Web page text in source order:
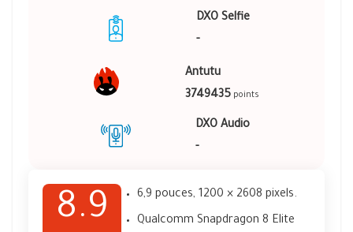
DXO Selfie
-
Antutu
3749435points
DXO Audio
-
8.9 6,9 pouces, 1200 × 2608 pixels.
Qualcomm Snapdragon 8 Elite